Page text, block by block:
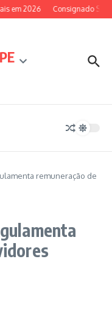
em 2026 Consignado
remuneração de